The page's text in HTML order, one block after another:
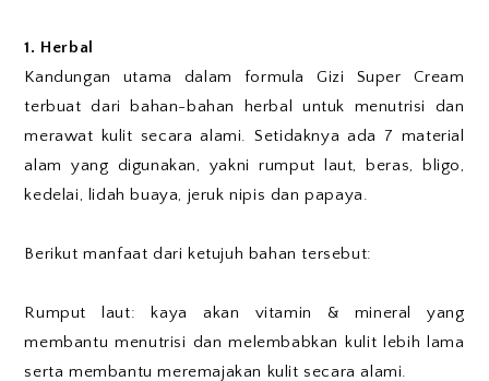
1. Herbal
Kandungan utama dalam formula Gizi Super Cream
terbuat dari bahan-bahan herbal untuk menutrisi dan
merawat kulit secara alami. Setidaknya ada 7 material
alam yang digunakan, yakni rumput laut, beras, bligo,
kedelai, lidah buaya, jeruk nipis dan papaya.
Berikut manfaat dari ketujuh bahan tersebut:
Rumput laut: kaya akan vitamin & mineral yang
membantu menutrisi dan melembabkan kulit lebih lama
serta membantu meremajakan kulit secara alami.